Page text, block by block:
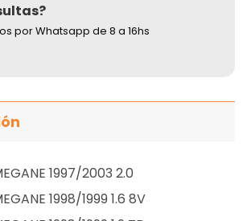
por Whatsapp de 8 a 16hs
1997/2003 2.0
1998/1999 1.6 8V